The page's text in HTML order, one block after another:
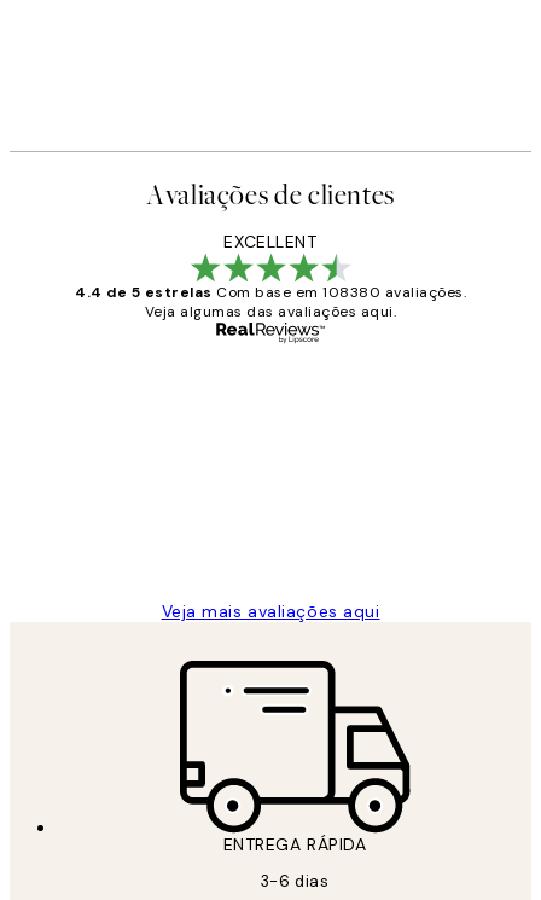
Avaliações de clientes
EXCELLENT
4.4 de 5 estrelas Com base em 108380 avaliações.
Veja algumas das avaliações aqui.
Veja mais avaliações aqui
ENTREGA RÁPIDA
3-6 dias